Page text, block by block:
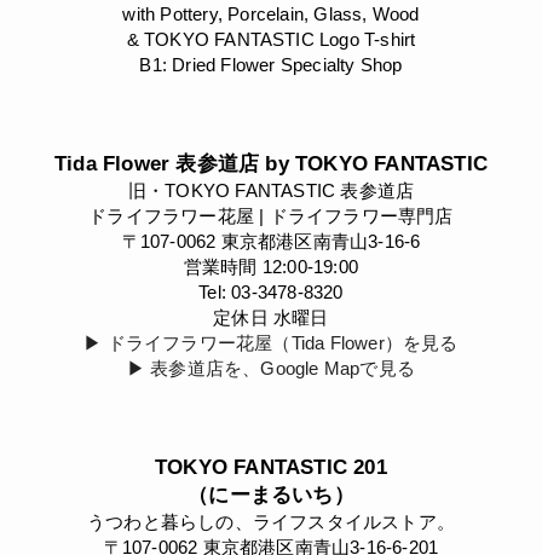
with Pottery, Porcelain, Glass, Wood
& TOKYO FANTASTIC Logo T-shirt
B1: Dried Flower Specialty Shop
Tida Flower 表参道店 by TOKYO FANTASTIC
旧・TOKYO FANTASTIC 表参道店
ドライフラワー花屋 | ドライフラワー専門店
〒107-0062 東京都港区南青山3-16-6
営業時間 12:00-19:00
Tel: 03-3478-8320
定休日 水曜日
▶︎ ドライフラワー花屋（Tida Flower）を見る
▶︎ 表参道店を、Google Mapで見る
TOKYO FANTASTIC 201
（にーまるいち）
うつわと暮らしの、ライフスタイルストア。
〒107-0062 東京都港区南青山3-16-6-201